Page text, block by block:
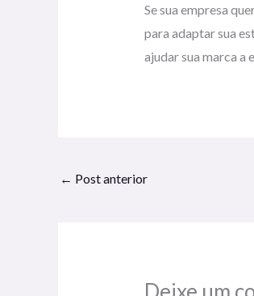
Se sua empresa
para adaptar sua
ajudar sua marca a
← Post anterior